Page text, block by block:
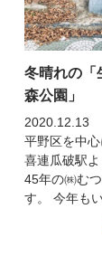
冬晴れの
森公園」
2020.12.13
平野区を中心
喜連瓜破駅
45年の㈱む
す。 今年も